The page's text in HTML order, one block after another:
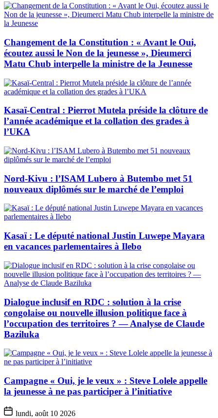
Changement de la Constitution : « Avant le Oui,
écoutez aussi le Non de la jeunesse », Dieumerci
Matu Chub interpelle la ministre de la Jeunesse
Kasaï-Central : Pierrot Mutela préside la clôture de
l’année académique et la collation des grades à
l’UKA
Nord-Kivu : l’ISAM Lubero à Butembo met 51
nouveaux diplômés sur le marché de l’emploi
Kasaï : Le député national Justin Luwepe Mayara
en vacances parlementaires à Ilebo
Dialogue inclusif en RDC : solution à la crise
congolaise ou nouvelle illusion politique face à
l’occupation des territoires ? — Analyse de Claude
Baziluka
Campagne « Oui, je le veux » : Steve Lolele appelle
la jeunesse à ne pas participer à l’initiative
lundi, août 10 2026